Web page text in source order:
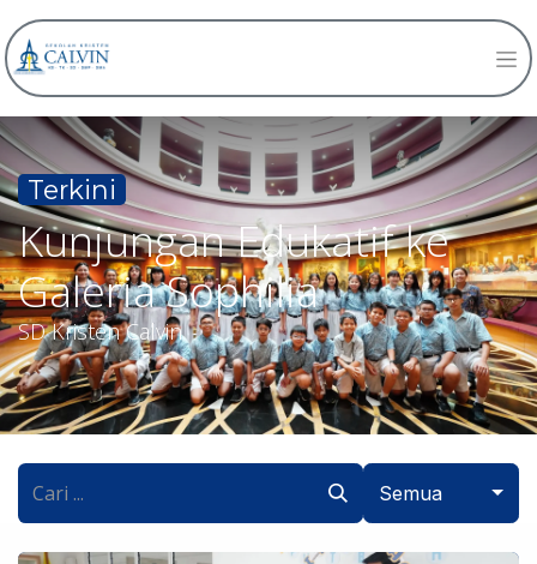
Terkini
Kunjungan Edukatif ke
Galeria Sophilia
SD Kristen Calvin
Semua